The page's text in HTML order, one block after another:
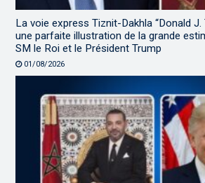
La voie express Tiznit-Dakhla “Donald J.
une parfaite illustration de la grande
SM le Roi et le Président Trump
01/08/2026